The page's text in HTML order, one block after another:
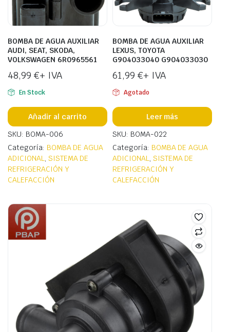
BOMBA DE AGUA AUXILIAR
AUDI, SEAT, SKODA,
VOLKSWAGEN 6R0965561
48,99 €+ IVA
En Stock
Añadir al carrito
SKU: BOMA-006
Categoría: BOMBA DE AGUA
ADICIONAL, SISTEMA DE
REFRIGERACIÓN Y
CALEFACCIÓN
BOMBA DE AGUA AUXILIAR
LEXUS, TOYOTA
G904033040 G904033030
61,99 €+ IVA
Agotado
Leer más
SKU: BOMA-022
Categoría: BOMBA DE AGUA
ADICIONAL, SISTEMA DE
REFRIGERACIÓN Y
CALEFACCIÓN